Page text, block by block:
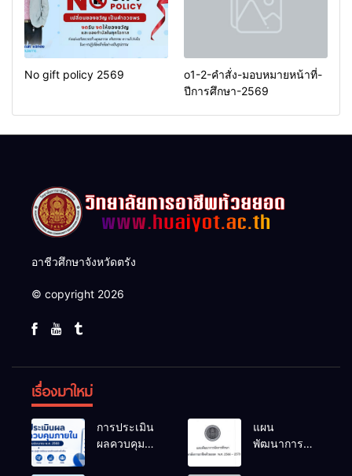
No gift policy 2569
o1-2-คำสั่ง-มอบหมายหน้าที่-
ปีการศึกษา-2569
อาชีวศึกษาจังหวัดตรัง
© copyright 2026
เรื่องมาใหม่
การประเมิน
ผลควบคุม
แผน
พัฒนาการ